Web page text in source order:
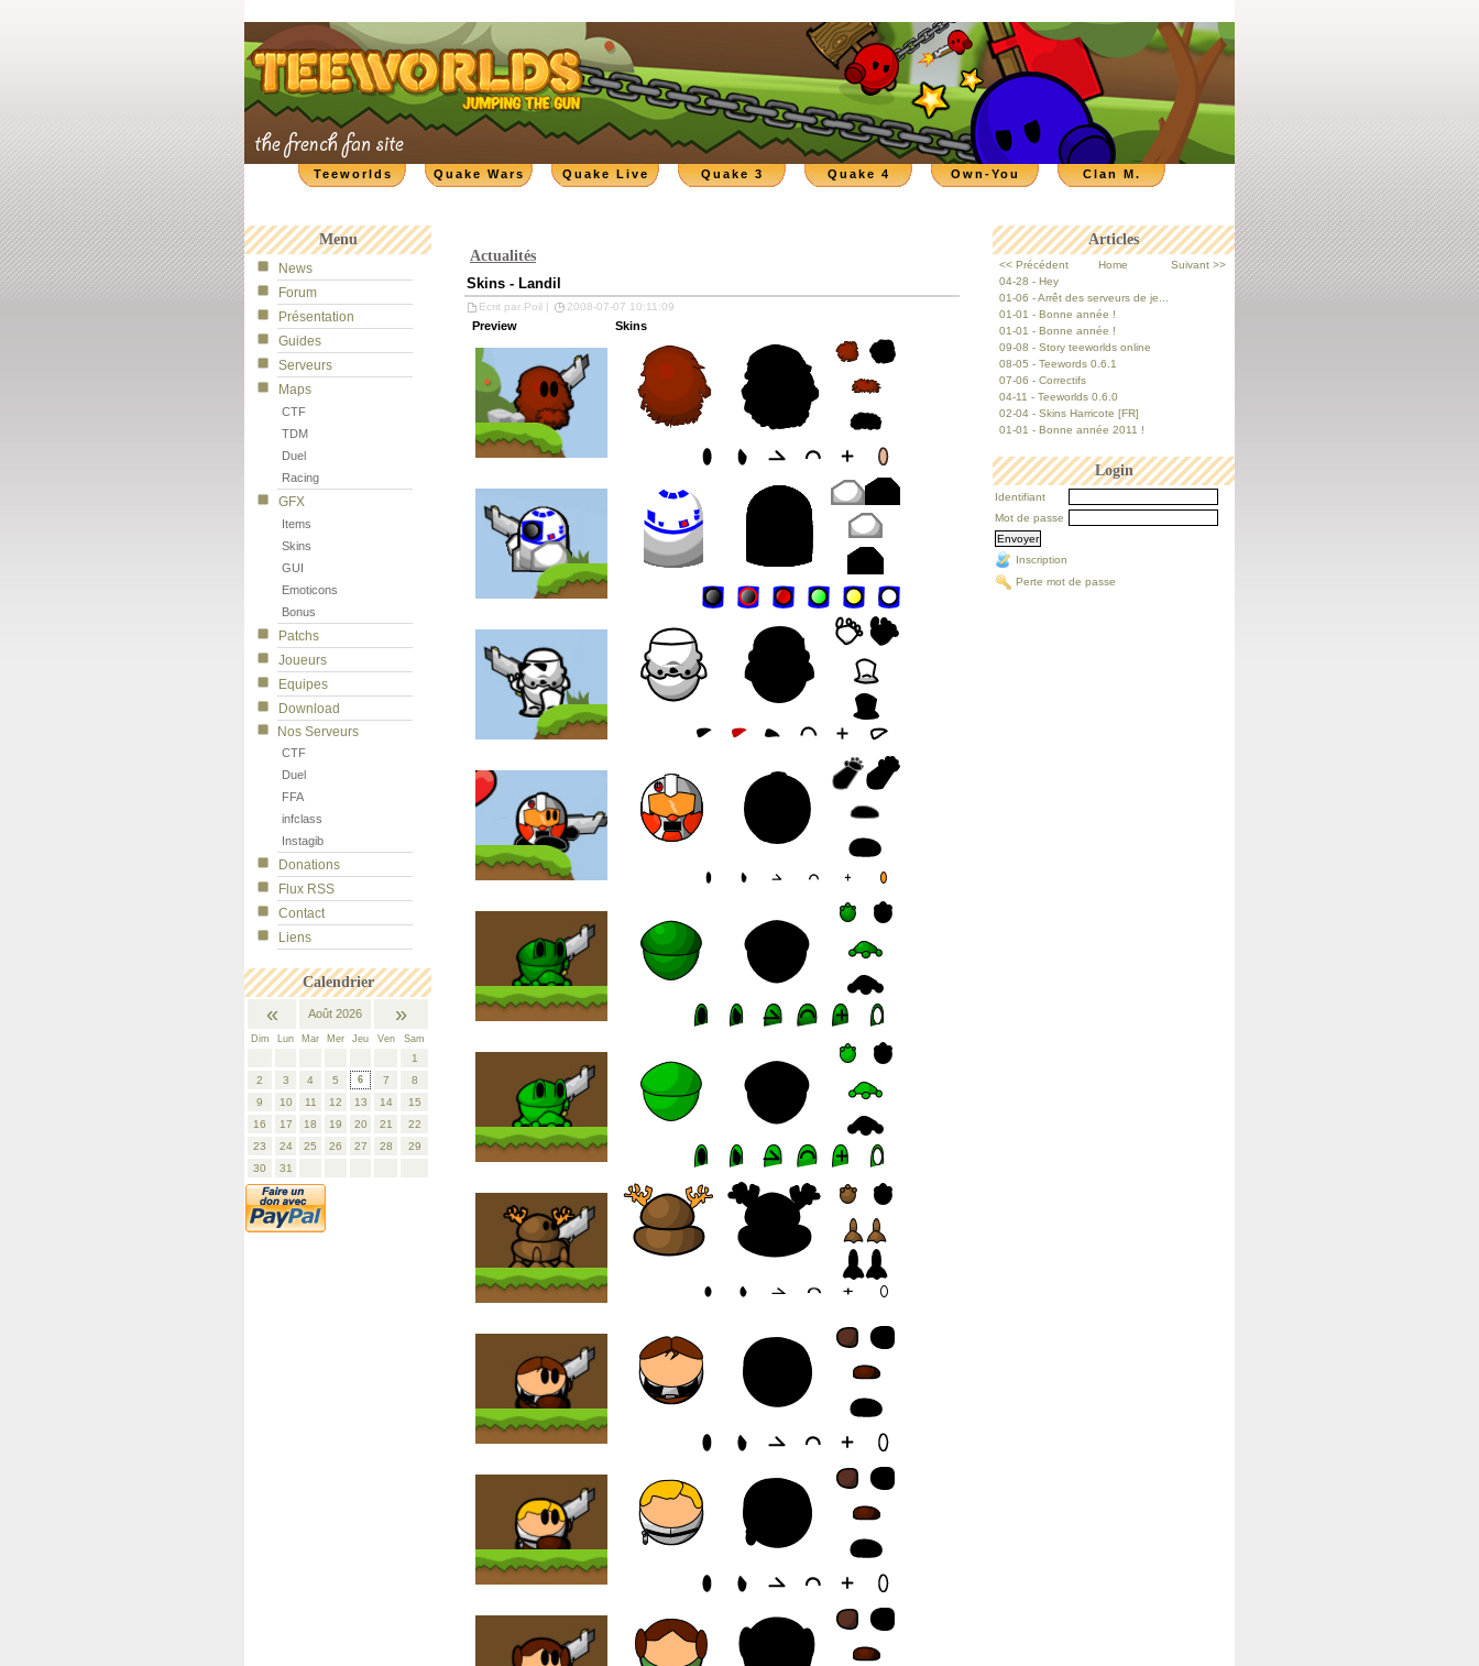
Clan M.
Own-You
Quake 4
Quake 3
Quake Live
Quake Wars
Teeworlds
Menu
News
Forum
Présentation
Guides
Serveurs
Maps
CTF
TDM
Duel
Racing
GFX
Items
Skins
GUI
Emoticons
Bonus
Patchs
Joueurs
Equipes
Download
Nos Serveurs
CTF
Duel
FFA
infclass
Instagib
Donations
Flux RSS
Contact
Liens
Calendrier
« Août 2026 »
Dim Lun Mar Mer Jeu Ven Sam
1
2
3 4 5 6 7
8
9
10 11 12 13 14
15
16
17 18 19 20 21
22
23
24 25 26 27 28
29
30
31
Articles
<< Précédent Home
Suivant >>
04-28 - Hey
01-06 - Arrêt des serveurs de je...
01-01 - Bonne année !
01-01 - Bonne année !
09-08 - Story teeworlds online
08-05 - Teewords 0.6.1
07-06 - Correctifs
04-11 - Teeworlds 0.6.0
02-04 - Skins Harricote [FR]
01-01 - Bonne année 2011 !
Login
Identifiant
Mot de passe
Inscription
Perte mot de passe
Actualités
Skins - Landil
Ecrit par Poil | 2008-07-07 10:11:09
Preview Skins